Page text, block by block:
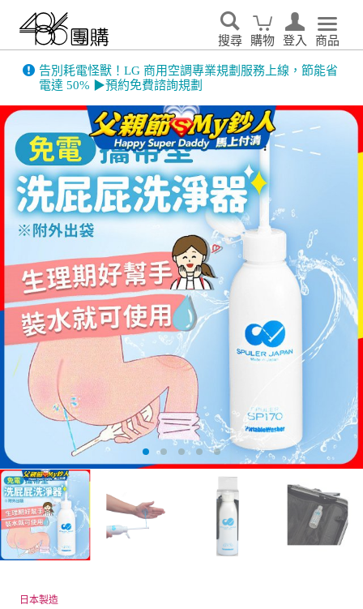
搜尋 購物 登入 商品
告別耗電怪獸！LG 商用空調專業規劃服務上線，節能省
電達 50% ▶預約免費諮詢規劃
日本製造